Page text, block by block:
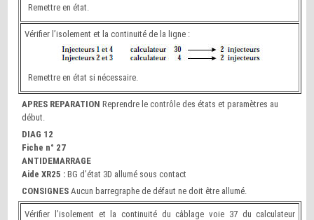
Remettre en état.
Vérifier l’isolement et la continuité de la ligne :
Remettre en état si nécessaire.
APRES REPARATIONReprendre le contrôle des états et paramètres au
début.
DIAG 12
Fiche n° 27
ANTIDEMARRAGE
Aide XR25 : BG d’état 3D allumé sous contact
CONSIGNES Aucun barregraphe de défaut ne doit être allumé.
Vérifier l’isolement et la continuité du câblage voie 37 du calculateur